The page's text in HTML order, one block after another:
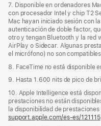
7. Disponible en ordenadores
con procesador Intel y chip T2
Mac hayan iniciado sesión con
autenticación de doble factor,
otro y tengan Bluetooth y la red
AirPlay o Sidecar. Algunas
el micrófono) no son
8. FaceTime no está disponible
9. Hasta 1.600 nits de pico de
10. Apple Intelligence está
prestaciones no están
la disponibilidad de
support.apple.com/es-es/121115.